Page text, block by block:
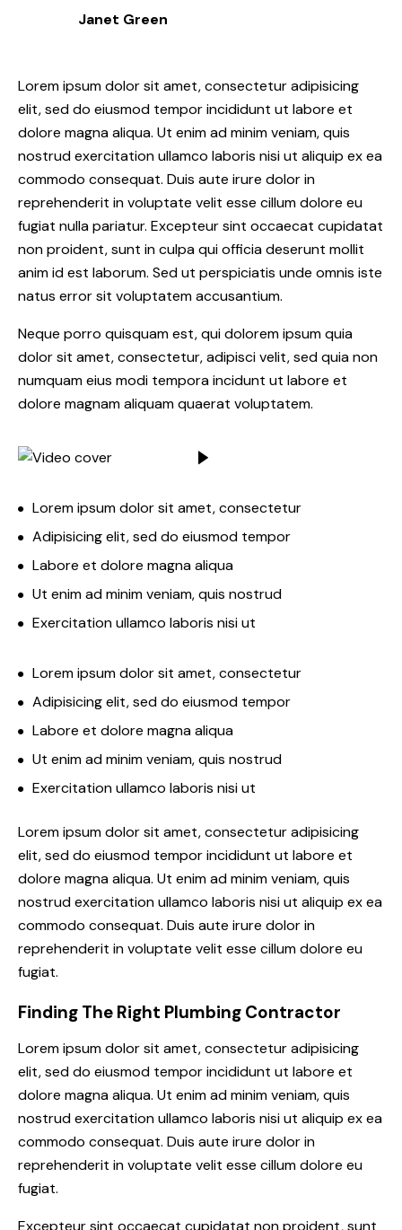
Janet Green
Lorem ipsum dolor sit amet, consectetur adipisicing
elit, sed do eiusmod tempor incididunt ut labore et
dolore magna aliqua. Ut enim ad minim veniam, quis
nostrud exercitation ullamco laboris nisi ut aliquip ex ea
commodo consequat. Duis aute irure dolor in
reprehenderit in voluptate velit esse cillum dolore eu
fugiat nulla pariatur. Excepteur sint occaecat cupidatat
non proident, sunt in culpa qui officia deserunt mollit
anim id est laborum. Sed ut perspiciatis unde omnis iste
natus error sit voluptatem accusantium.
Neque porro quisquam est, qui dolorem ipsum quia
dolor sit amet, consectetur, adipisci velit, sed quia non
numquam eius modi tempora incidunt ut labore et
dolore magnam aliquam quaerat voluptatem.
Lorem ipsum dolor sit amet, consectetur
Adipisicing elit, sed do eiusmod tempor
Labore et dolore magna aliqua
Ut enim ad minim veniam, quis nostrud
Exercitation ullamco laboris nisi ut
Lorem ipsum dolor sit amet, consectetur
Adipisicing elit, sed do eiusmod tempor
Labore et dolore magna aliqua
Ut enim ad minim veniam, quis nostrud
Exercitation ullamco laboris nisi ut
Lorem ipsum dolor sit amet, consectetur adipisicing
elit, sed do eiusmod tempor incididunt ut labore et
dolore magna aliqua. Ut enim ad minim veniam, quis
nostrud exercitation ullamco laboris nisi ut aliquip ex ea
commodo consequat. Duis aute irure dolor in
reprehenderit in voluptate velit esse cillum dolore eu
fugiat.
Finding The Right Plumbing Contractor
Lorem ipsum dolor sit amet, consectetur adipisicing
elit, sed do eiusmod tempor incididunt ut labore et
dolore magna aliqua. Ut enim ad minim veniam, quis
nostrud exercitation ullamco laboris nisi ut aliquip ex ea
commodo consequat. Duis aute irure dolor in
reprehenderit in voluptate velit esse cillum dolore eu
fugiat.
Excepteur sint occaecat cupidatat non proident, sunt